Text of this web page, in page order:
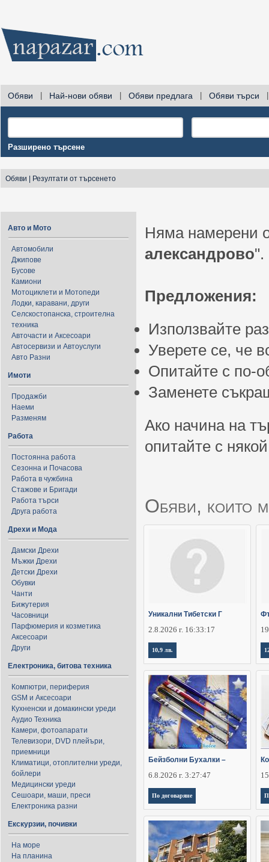
Обяви Най-нови обяви Обяви предлага Обяви търси
Разширено търсене
Обяви Резултати от търсенето
Авто и Мото
Автомобили
Джипове
Бусове
Камиони
Мотоциклети и Мотопеди
Лодки, каравани, други
Селскостопанска, строителна
техника
Авточасти и Аксесоари
Автосервизи и Автоуслуги
Авто Разни
Имоти
Продажби
Наеми
Разменям
Работа
Постоянна работа
Сезонна и Почасова
Работа в чужбина
Стажове и Бригади
Работа търси
Друга работа
Дрехи и Мода
Дамски Дрехи
Мъжки Дрехи
Детски Дрехи
Обувки
Чанти
Бижутерия
Часовници
Парфюмерия и козметика
Аксесоари
Други
Електроника, битова техника
Компютри, периферия
GSM и Аксесоари
Кухненски и домакински уреди
Аудио Техника
Камери, фотоапарати
Телевизори, DVD плейъри,
приемници
Климатици, отоплителни уреди,
бойлери
Медицински уреди
Сешоари, маши, преси
Електроника разни
Екскурзии, почивки
На море
На планина
Няма намерени
александрово".
Предложения:
Използвайте
Уверете се, че
Опитайте с по-
Заменете
Ако начина на
опитайте с
Обяви, които
Уникални Тибетски Г
2.8.2026 г. 16:33:17
10,9 лв.
Бейзболни Бухалки –
6.8.2026 г. 3:27:47
По договаряне